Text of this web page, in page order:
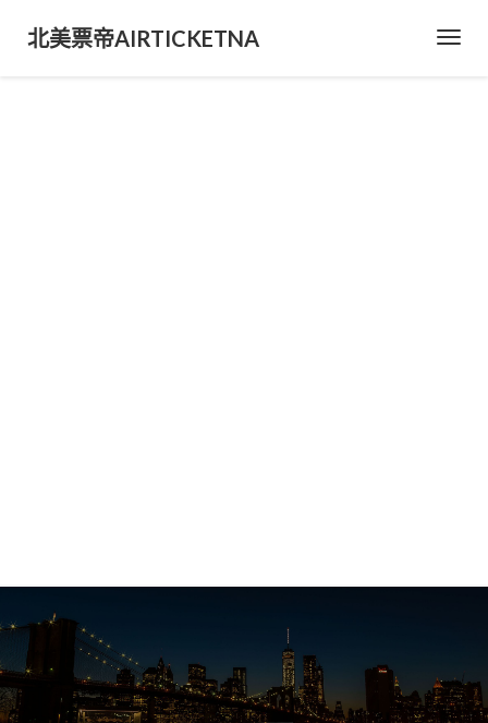
北美票帝AIRTICKETNA